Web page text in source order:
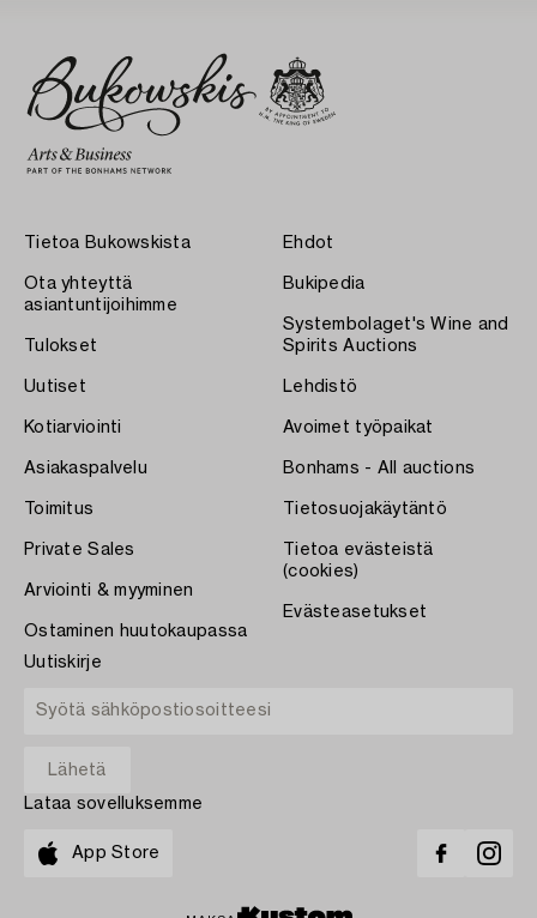
Tietoa Bukowskista
Ota yhteyttä
asiantuntijoihimme
Tulokset
Uutiset
Kotiarviointi
Asiakaspalvelu
Toimitus
Private Sales
Arviointi & myyminen
Ostaminen huutokaupassa
Ehdot
Bukipedia
Systembolaget's Wine and
Spirits Auctions
Lehdistö
Avoimet työpaikat
Bonhams - All auctions
Tietosuojakäytäntö
Tietoa evästeistä
(cookies)
Evästeasetukset
Uutiskirje
Lataa sovelluksemme
App Store